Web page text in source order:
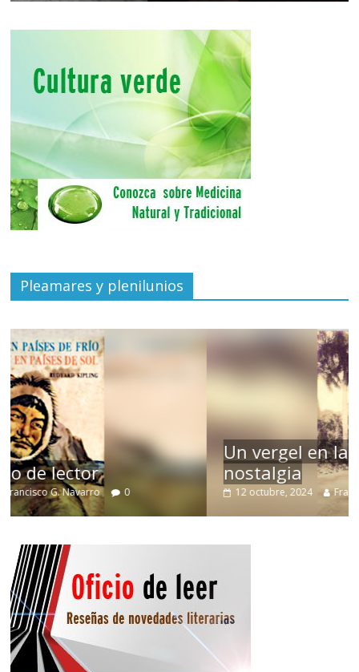
Pleamares y plenilunios
Un vergel en las nieblas de la
nostalgia
12 octubre, 2024 Francisco G. Navarro 0